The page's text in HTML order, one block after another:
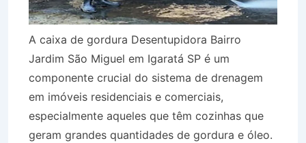
A caixa de gordura Desentupidora Bairro
Jardim São Miguel em Igaratá SP é um
componente crucial do sistema de drenagem
em imóveis residenciais e comerciais,
especialmente aqueles que têm cozinhas que
geram grandes quantidades de gordura e óleo.